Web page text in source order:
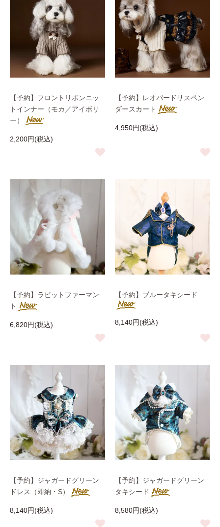
【予約】フロントリボンニッ
トインナー（モカ／アイボリ
ー）
2,200円(税込)
【予約】レオパードサスペン
ダースカート
4,950円(税込)
【予約】ラビットファーマン
ト
6,820円(税込)
【予約】ブルータキシード
8,140円(税込)
【予約】ジャガードグリーン
ドレス（即納・S）
8,140円(税込)
【予約】ジャガードグリーン
タキシード
8,580円(税込)